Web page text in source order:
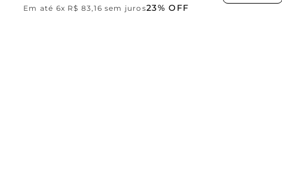
Em até 6x R$ 83,16 sem juros23% OFF